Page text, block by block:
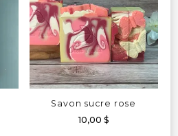
Savon sucre rose
10,00 $